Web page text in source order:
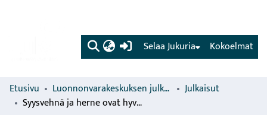
(current) Kokoelmat
Selaa Jukuria
Etusivu Luonnonvarakeskuksen julkaisut
Julkaisut
Syysvehnä ja herne ovat hyviä suojakasveja punanadan siemennurmelle